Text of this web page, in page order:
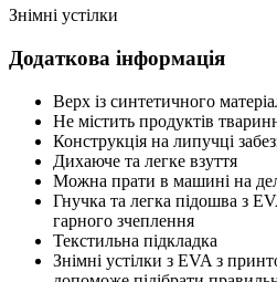
Знімні устілки
Додаткова інформація
Верх із синтетичного
Не містить продуктів
Конструкція на липучці
Дихаюче та легке взуття
Можна прати в машині на
Гнучка та легка підошва з
гарного зчеплення
Текстильна підкладка
Знімні устілки з EVA з